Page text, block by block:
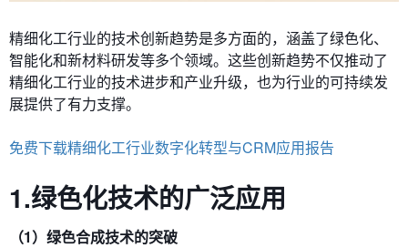
精细化工行业的技术创新趋势是多方面的，涵盖了绿色化、
智能化和新材料研发等多个领域。这些创新趋势不仅推动了
精细化工行业的技术进步和产业升级，也为行业的可持续发
展提供了有力支撑。
免费下载精细化工行业数字化转型与CRM应用报告
1.绿色化技术的广泛应用
（1）绿色合成技术的突破